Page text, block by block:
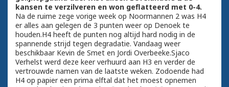
kansen te verzilveren en won geflatteerd met 0-4.
Na de ruime zege vorige week op Noormannen 2 was H4
er alles aan gelegen de 3 punten weer op Denoek te
houden.H4 heeft de punten nog altijd hard nodig in de
spannende strijd tegen degradatie. Vandaag weer
beschikbaar Kevin de Smet en Jordi Overbeeke.Sjaco
Verhelst werd deze keer verhuurd aan H3 en verder de
vertrouwde namen van de laatste weken. Zodoende had
H4 op papier een prima elftal dat het moest opnemen